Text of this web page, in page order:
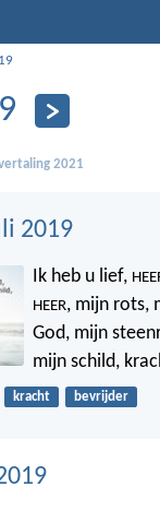
2021
2019
Ik heb u lief,
HEER, mijn rots,
God, mijn
mijn schild,
kracht bevrijder